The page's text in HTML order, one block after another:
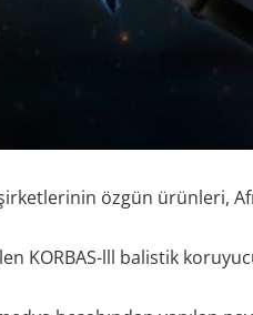
özgün ürünleri,
KORBAS-lll balistik